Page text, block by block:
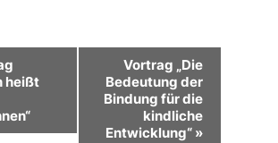
heißt
Vortrag „Die
Bedeutung der
Bindung für die
kindliche
Entwicklung“ »